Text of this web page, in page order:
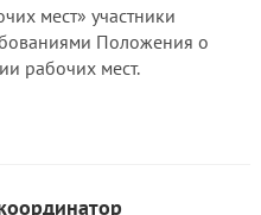
мест» участники
Положения о
рабочих мест.